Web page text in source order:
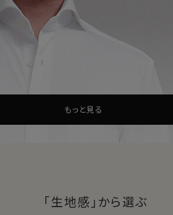
なく品よく。
適で上質なものへと導きます。
もちろん、 長時間着ても疲れにく
えるその時まで、そして洗濯後のケ
着用感ノ
ストレスシャツに使用している生地をご紹介
もっと見る
「生地感」から選ぶ